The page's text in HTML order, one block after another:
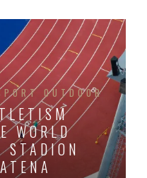
OUTDOOR
WORLD